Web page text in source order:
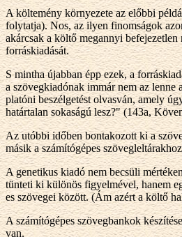
A költemény környezete az előbbi
folytatja). Nos, az ilyen finomságok
akárcsak a költő megannyi
forráskiadását.
S mintha újabban épp ezek, a
a szövegkiadónak immár nem az
platóni beszélgetést olvasván, amely
határtalan sokaságú lesz?" (143a,
Az utóbbi időben bontakozott ki a
másik a számítógépes
A genetikus kiadó nem becsüli
tünteti ki különös figyelmével, hanem
es szövegei között. (Ám azért a költő
A számítógépes szövegbankok
van.